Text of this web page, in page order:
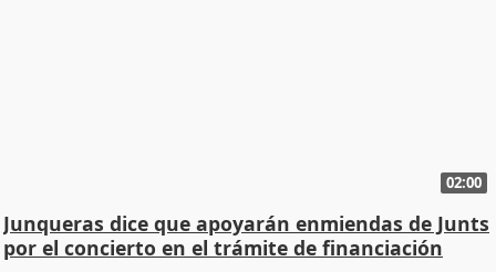
02:00
Junqueras dice que apoyarán enmiendas de Junts
por el concierto en el trámite de financiación